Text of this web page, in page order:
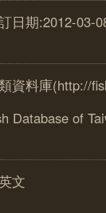
日期:2012-03-
資料庫(http://
Database of
文